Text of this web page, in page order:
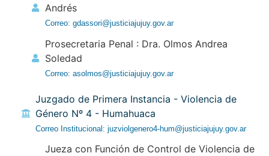
Andrés
Correo: gdassori@justiciajujuy.gov.ar
Prosecretaria Penal : Dra. Olmos Andrea
Soledad
Correo: asolmos@justiciajujuy.gov.ar
Juzgado de Primera Instancia - Violencia de
Género Nº 4 - Humahuaca
Correo Institucional: juzviolgenero4-hum@justiciajujuy.gov.ar
Jueza con Función de Control de Violencia de